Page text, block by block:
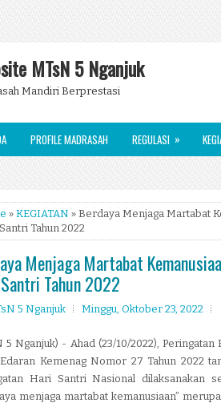
MTsN 5 Nganjuk
Mandiri Berprestasi
PROFILE MADRASAH REGULASI »
» KEGIATAN » Berdaya Menjaga Martabat
Tahun 2022
Menjaga Martabat
Tahun 2022
5 Nganjuk Minggu, Oktober 23, 2022
5 Nganjuk) - Ahad (23/10/2022), Peringatan
Kemenag Nomor 27 Tahun 2022
Hari Santri Nasional dilaksanakan
menjaga martabat kemanusiaan”